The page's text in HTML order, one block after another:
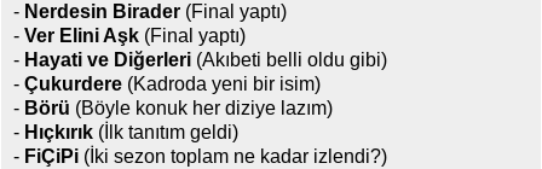
- Nerdesin Birader (Final yaptı)
- Ver Elini Aşk (Final yaptı)
- Hayati ve Diğerleri (Akıbeti belli oldu gibi)
- Çukurdere (Kadroda yeni bir isim)
- Börü (Böyle konuk her diziye lazım)
- Hıçkırık (İlk tanıtım geldi)
- FiÇiPi (İki sezon toplam ne kadar izlendi?)